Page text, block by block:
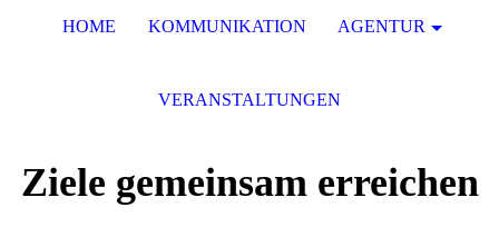
Ziele gemeinsam erreichen
HOME KOMMUNIKATION AGENTUR
VERANSTALTUNGEN